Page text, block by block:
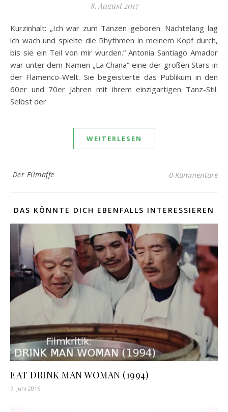
8. August 2017
Kurzinhalt: „Ich war zum Tanzen geboren. Nächtelang lag
ich wach und spielte die Rhythmen in meinem Kopf durch,
bis sie ein Teil von mir wurden.“ Antonia Santiago Amador
war unter dem Namen „La Chana“ eine der großen Stars in
der Flamenco-Welt. Sie begeisterte das Publikum in den
60er und 70er Jahren mit ihrem einzigartigen Tanz-Stil.
Selbst der
WEITERLESEN
Der Filmaffe 0 Kommentare
DAS KÖNNTE DICH EBENFALLS INTERESSIEREN
EAT DRINK MAN WOMAN (1994)
7. Juni 2016